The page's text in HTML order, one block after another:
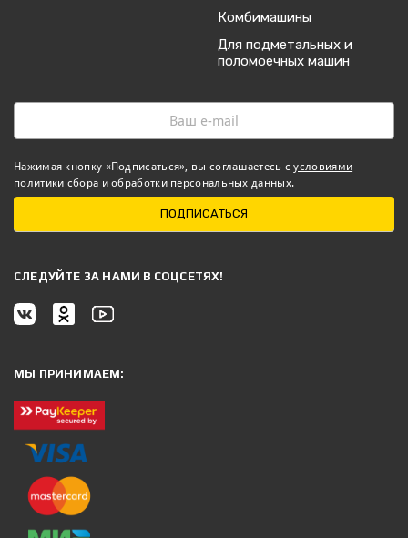
Комбимашины
Для подметальных и
поломоечных машин
Нажимая кнопку «Подписаться», вы соглашаетесь сусловиями
политики сбора и обработки персональных данных.
ПОДПИСАТЬСЯ
CЛЕДУЙТЕ ЗА НАМИ В СОЦСЕТЯХ!
МЫ ПРИНИМАЕМ: